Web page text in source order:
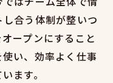
合う体制が整いつ
ープンにすること
い、効率よく仕事
ます。